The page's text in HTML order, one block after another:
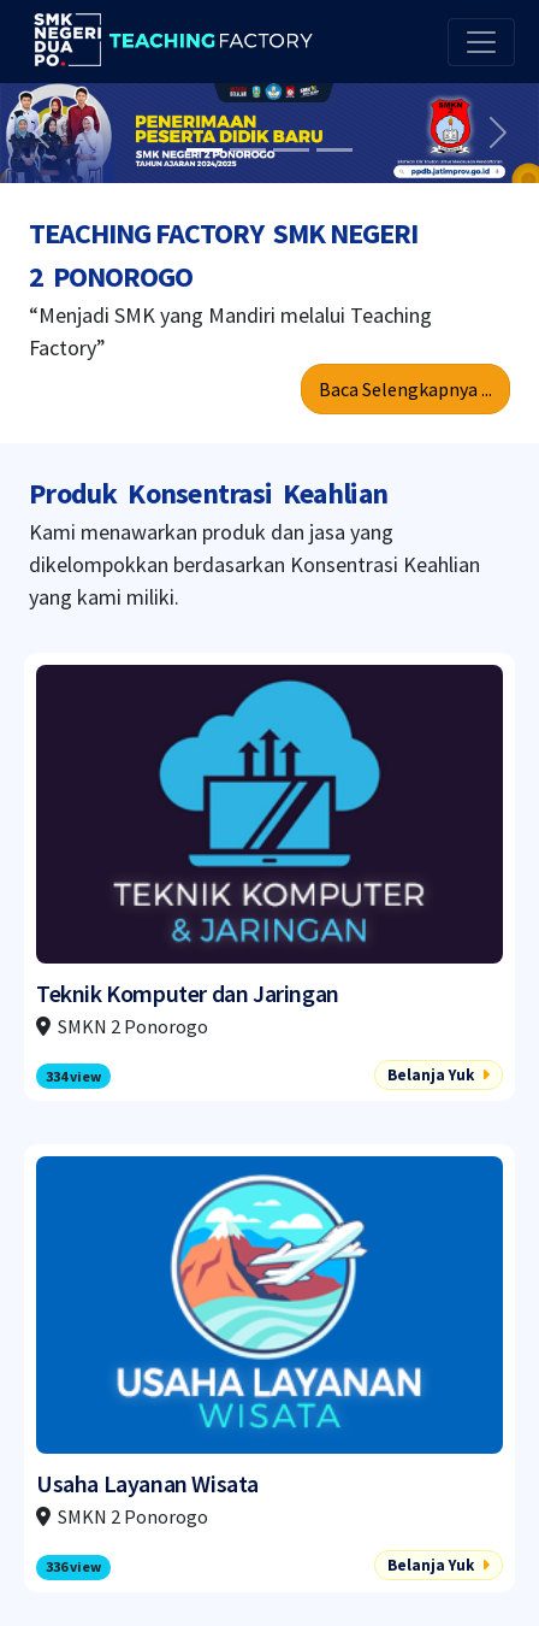
Previous Next
TEACHING FACTORY SMK NEGERI
2 PONOROGO
“Menjadi SMK yang Mandiri melalui Teaching
Factory”
Baca Selengkapnya ...
Produk Konsentrasi Keahlian
Kami menawarkan produk dan jasa yang
dikelompokkan berdasarkan Konsentrasi Keahlian
yang kami miliki.
Teknik Komputer dan Jaringan
SMKN 2 Ponorogo
334 view Belanja Yuk
Usaha Layanan Wisata
SMKN 2 Ponorogo
336 view Belanja Yuk